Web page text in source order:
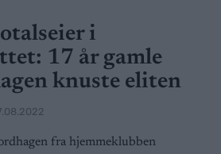
i
17 år gamle
knuste eliten
fra hjemmeklubben